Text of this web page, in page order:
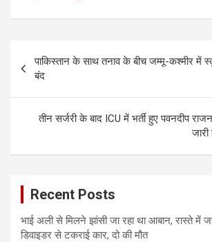
navigation
पाकिस्तान के साथ तनाव के बीच जम्मू-कश्मीर
बंद
तीन सर्जरी के बाद ICU में भर्ती हुए पवनदीप
Recent Posts
भाई अली से मिलने झांसी जा रहा था आबान, रास्ते में
डिवाइडर से टकराई कार, दो की मौत